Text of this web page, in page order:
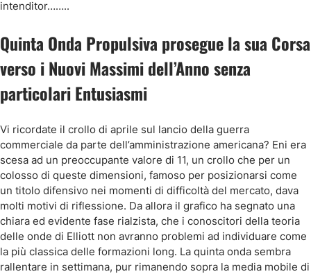
intenditor……..
Quinta Onda Propulsiva prosegue la sua Corsa
verso i Nuovi Massimi dell’Anno senza
particolari Entusiasmi
Vi ricordate il crollo di aprile sul lancio della guerra
commerciale da parte dell’amministrazione americana? Eni era
scesa ad un preoccupante valore di 11, un crollo che per un
colosso di queste dimensioni, famoso per posizionarsi come
un titolo difensivo nei momenti di difficoltà del mercato, dava
molti motivi di riflessione. Da allora il grafico ha segnato una
chiara ed evidente fase rialzista, che i conoscitori della teoria
delle onde di Elliott non avranno problemi ad individuare come
la più classica delle formazioni long. La quinta onda sembra
rallentare in settimana, pur rimanendo sopra la media mobile di